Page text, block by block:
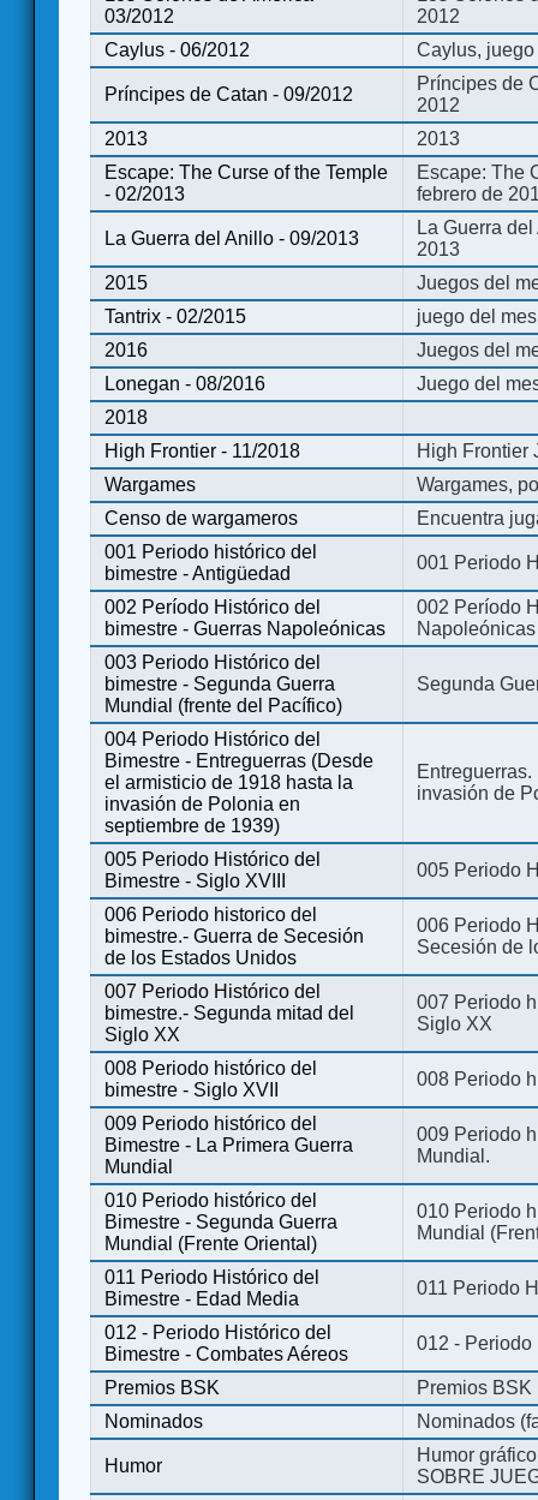
03/2012
2012
Caylus - 06/2012
Caylus,
Príncipes de Catan - 09/2012
Príncipes de
2012
2013
2013
Escape: The Curse of the Temple
- 02/2013
Escape: The
febrero de
La Guerra del Anillo - 09/2013
La Guerra
2013
2015
Juegos del
Tantrix - 02/2015
juego del
2016
Juegos del
Lonegan - 08/2016
Juego del
2018
High Frontier - 11/2018
High Frontier
Wargames
Wargames,
Censo de wargameros
Encuentra
001 Periodo histórico del
bimestre - Antigüedad
001 Periodo
002 Período Histórico del
bimestre - Guerras Napoleónicas
002 Período
Napoleónicas
003 Periodo Histórico del
bimestre - Segunda Guerra
Mundial (frente del Pacífico)
Segunda
004 Periodo Histórico del
Bimestre - Entreguerras (Desde
el armisticio de 1918 hasta la
invasión de Polonia en
septiembre de 1939)
invasión de
005 Periodo Histórico del
Bimestre - Siglo XVIII
005 Periodo
006 Periodo historico del
bimestre.- Guerra de Secesión
de los Estados Unidos
006 Periodo
Secesión de
007 Periodo Histórico del
bimestre.- Segunda mitad del
Siglo XX
007 Periodo
Siglo XX
008 Periodo histórico del
bimestre - Siglo XVII
008 Periodo
009 Periodo histórico del
Bimestre - La Primera Guerra
Mundial
009 Periodo
Mundial.
010 Periodo histórico del
Bimestre - Segunda Guerra
Mundial (Frente Oriental)
010 Periodo
Mundial
011 Periodo Histórico del
Bimestre - Edad Media
011 Periodo
012 - Periodo Histórico del
Bimestre - Combates Aéreos
012 - Periodo
Premios BSK
Premios BSK
Nominados
Nominados
Humor
Humor
SOBRE